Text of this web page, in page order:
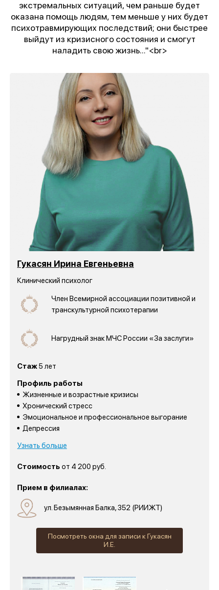
экстремальных ситуаций, чем раньше будет
оказана помощь людям, тем меньше у них будет
психотравмирующих последствий; они быстрее
выйдут из кризисного состояния и смогут
наладить свою жизнь..."<br>
Гукасян Ирина Евгеньевна
Клинический психолог
Член Всемирной ассоциации позитивной и
транскультурной психотерапии
Нагрудный знак МЧС России «За заслуги»
Стаж5 лет
Профиль работы
Жизненные и возрастные кризисы
Хронический стресс
Эмоциональное и профессиональное выгорание
Депрессия
Узнать больше
Стоимость от 4 200 руб.
Прием в филиалах:
ул. Безымянная Балка, 352 (РИИЖТ)
Посмотреть окна для записи к Гукасян
И.Е.